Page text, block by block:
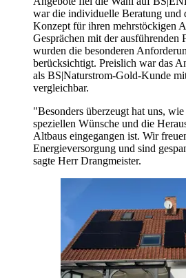
war die individuelle Beratung und
Konzept für ihren mehrstöckigen
Gesprächen mit der
wurden die besonderen
berücksichtigt. Preislich war das
als BS|Naturstrom-Gold-Kunde
vergleichbar.
"Besonders überzeugt hat uns,
speziellen Wünsche und die
Altbaus eingegangen ist. Wir
Energieversorgung und sind
sagte Herr Drangmeister.